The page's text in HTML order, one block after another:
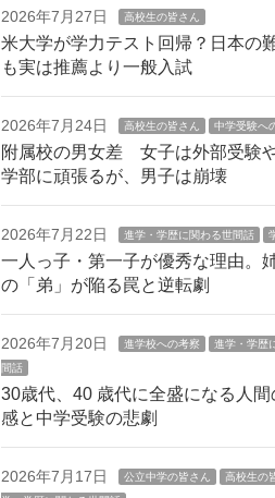
2026年7月27日 高校生の皆さん
米大学が学力テスト回帰？日本の
も実は推薦より一般入試
2026年7月24日 高校生の皆さん 中学受験へ
附属校の男女差 女子は外部受験
学部に頑張るが、男子は崩壊
2026年7月22日 進学・学歴に関わる世間話
一人っ子・第一子が優秀な理由。
の「弟」が陥る罠と逆転劇
2026年7月20日 進学校への考察
進学・学歴
間話
30歳代、40 歳代に全盛になる人間
感と中学受験の悲劇
2026年7月17日 公立中学の皆さん 高校生の